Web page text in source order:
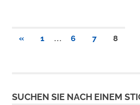
Seitennummerierung
«VORHERIGE
1 6 7 8
SUCHEN SIE NACH EINEM